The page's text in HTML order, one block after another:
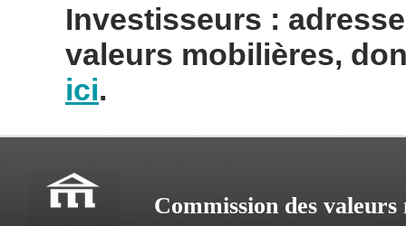
Investisseurs :
valeurs mobilières,
ici.
Commission des